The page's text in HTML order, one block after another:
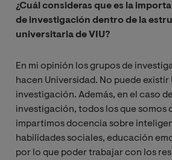
¿Cuál consideras que es la
de investigación dentro de la
universitaria de VIU?
En mi opinión los grupos de
hacen Universidad. No puede existir
investigación. Además, en el caso
investigación, todos los que somos
impartimos docencia sobre
habilidades sociales, educación
por lo que poder trabajar con los